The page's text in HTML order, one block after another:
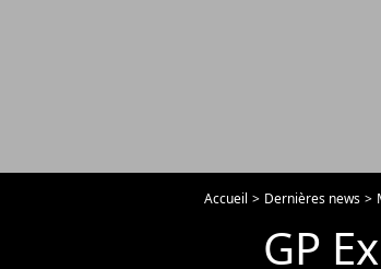
Accueil Dernières news
GP